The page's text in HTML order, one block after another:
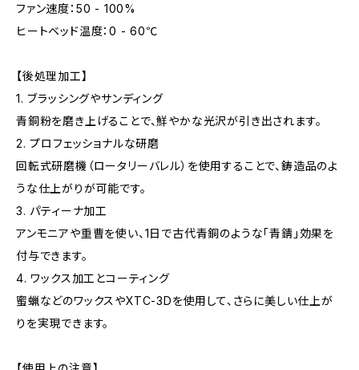
ファン速度：50 - 100%
ヒートベッド温度：0 - 60℃
【後処理加工】
1. ブラッシングやサンディング
青銅粉を磨き上げることで、鮮やかな光沢が引き出されます。
2. プロフェッショナルな研磨
回転式研磨機（ロータリーバレル）を使用することで、鋳造品のよ
うな仕上がりが可能です。
3. パティーナ加工
アンモニアや重曹を使い、1日で古代青銅のような「青錆」効果を
付与できます。
4. ワックス加工とコーティング
蜜蝋などのワックスやXTC-3Dを使用して、さらに美しい仕上が
りを実現できます。